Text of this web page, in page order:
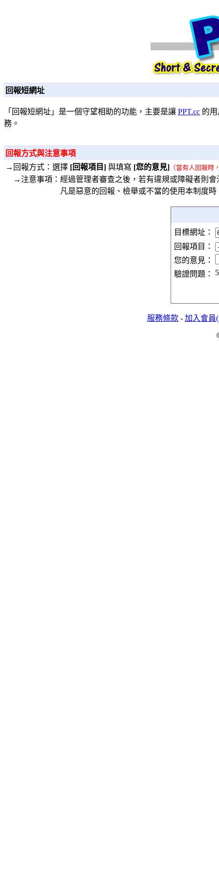
回報短網址
「回報短網址」是一個守望相助的功能，主要是讓 PPT.cc 的
務。
回報方式與注意事項
→回報方式：選擇 [回報項目] 與填寫 [您的意見] （當有人回報時
→注意事項：經過管理者審查之後，若有違規或障礙者則
凡是惡意的回報、檢舉或不當的使用本制度時，
目標網址：
回報項目：
您的意見：
驗證問題：
服務條款 - 加入會員